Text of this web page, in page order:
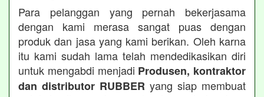
Para pelanggan yang pernah bekerjasama
dengan kami merasa sangat puas dengan
produk dan jasa yang kami berikan. Oleh karna
itu kami sudah lama telah mendedikasikan diri
untuk mengabdi menjadi Produsen, kontraktor
dan distributor RUBBER yang siap membuat